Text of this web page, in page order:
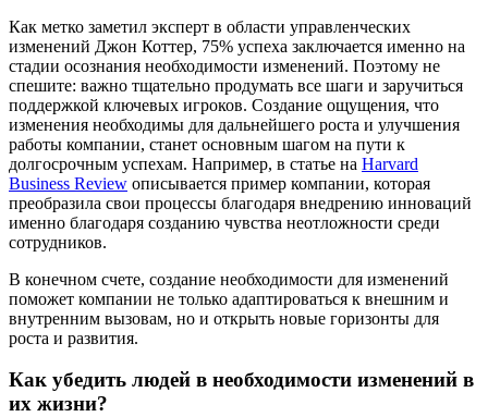
Как метко заметил эксперт в области управленческих
изменений Джон Коттер, 75% успеха заключается именно на
стадии осознания необходимости изменений. Поэтому не
спешите: важно тщательно продумать все шаги и заручиться
поддержкой ключевых игроков. Создание ощущения, что
изменения необходимы для дальнейшего роста и улучшения
работы компании, станет основным шагом на пути к
долгосрочным успехам. Например, в статье на Harvard
Business Review описывается пример компании, которая
преобразила свои процессы благодаря внедрению инноваций
именно благодаря созданию чувства неотложности среди
сотрудников.
В конечном счете, создание необходимости для изменений
поможет компании не только адаптироваться к внешним и
внутренним вызовам, но и открыть новые горизонты для
роста и развития.
Как убедить людей в необходимости изменений в
их жизни?